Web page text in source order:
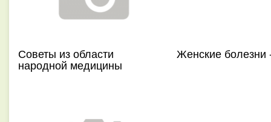
Советы из области
народной медицины
Женские болезни